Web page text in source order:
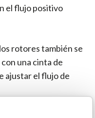
el flujo positivo
rotores también se
una cinta de
ajustar el flujo de